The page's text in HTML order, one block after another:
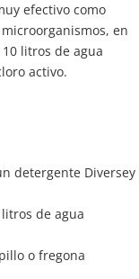
efectivo como
en
litros de agua
activo.
detergente Diversey
de agua
o fregona